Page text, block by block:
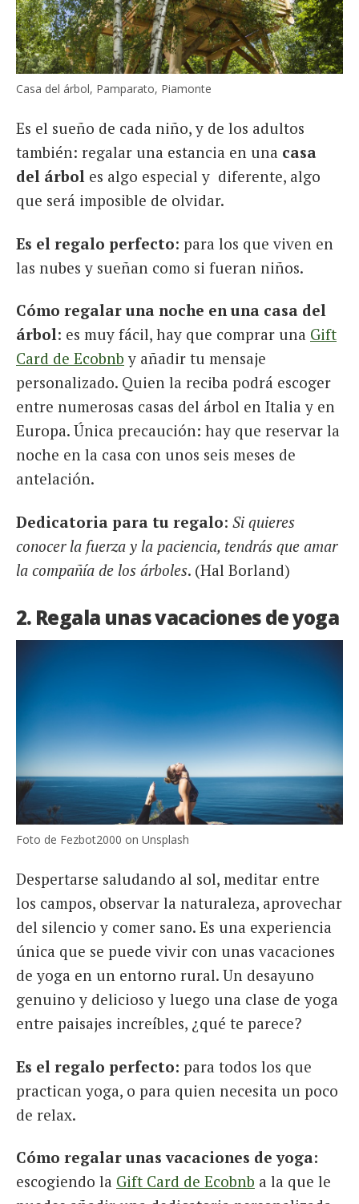
Casa del árbol, Pamparato, Piamonte
Es el sueño de cada niño, y de los adultos
también: regalar una estancia en una casa
del árbol es algo especial y diferente, algo
que será imposible de olvidar.
Es el regalo perfecto: para los que viven en
las nubes y sueñan como si fueran niños.
Cómo regalar una noche en una casa del
árbol: es muy fácil, hay que comprar una Gift
Card de Ecobnb y añadir tu mensaje
personalizado. Quien la reciba podrá escoger
entre numerosas casas del árbol en Italia y en
Europa. Única precaución: hay que reservar la
noche en la casa con unos seis meses de
antelación.
Dedicatoria para tu regalo: Si quieres
conocer la fuerza y la paciencia, tendrás que amar
la compañía de los árboles. (Hal Borland)
2. Regala unas vacaciones de yoga
Foto de Fezbot2000 on Unsplash
Despertarse saludando al sol, meditar entre
los campos, observar la naturaleza, aprovechar
del silencio y comer sano. Es una experiencia
única que se puede vivir con unas vacaciones
de yoga en un entorno rural. Un desayuno
genuino y delicioso y luego una clase de yoga
entre paisajes increíbles, ¿qué te parece?
Es el regalo perfecto: para todos los que
practican yoga, o para quien necesita un poco
de relax.
Cómo regalar unas vacaciones de yoga:
escogiendo la Gift Card de Ecobnb a la que le